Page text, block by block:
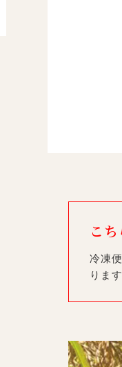
こ
冷凍
りま